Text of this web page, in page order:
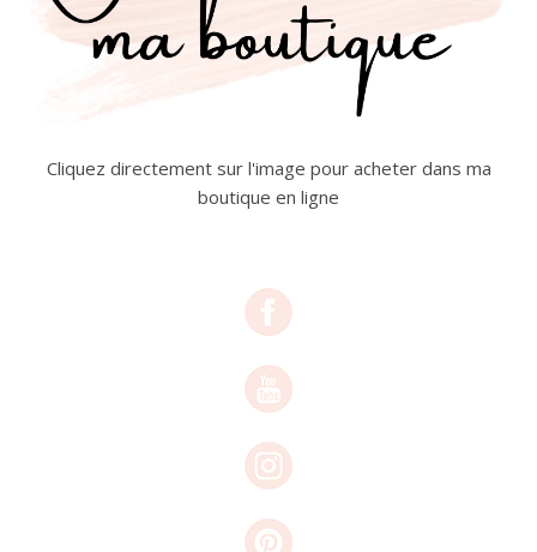
Cliquez directement sur l'image pour acheter dans ma
boutique en ligne